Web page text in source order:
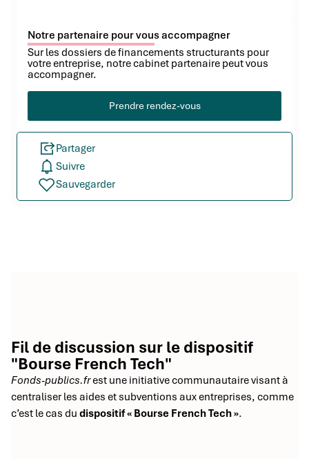
Notre partenaire pour vous accompagner
Sur les dossiers de financements structurants pour
votre entreprise, notre cabinet partenaire peut vous
accompagner.
Prendre rendez-vous
Partager
Suivre
Sauvegarder
Fil de discussion sur le dispositif
"Bourse French Tech"
Fonds-publics.frest une initiative communautaire visant à
centraliser les aides et subventions aux entreprises, comme
c’est le cas du dispositif « Bourse French Tech ».